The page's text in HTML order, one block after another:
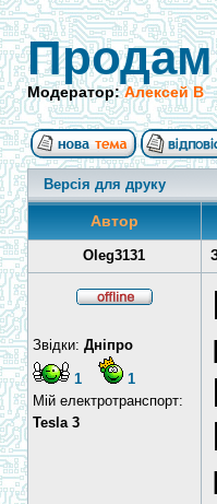
Продам
Модератор:Алексей В
Версія для друку
Автор
Oleg3131
Звідки: Дніпро
1
1
Мій електротранспорт:
Tesla 3